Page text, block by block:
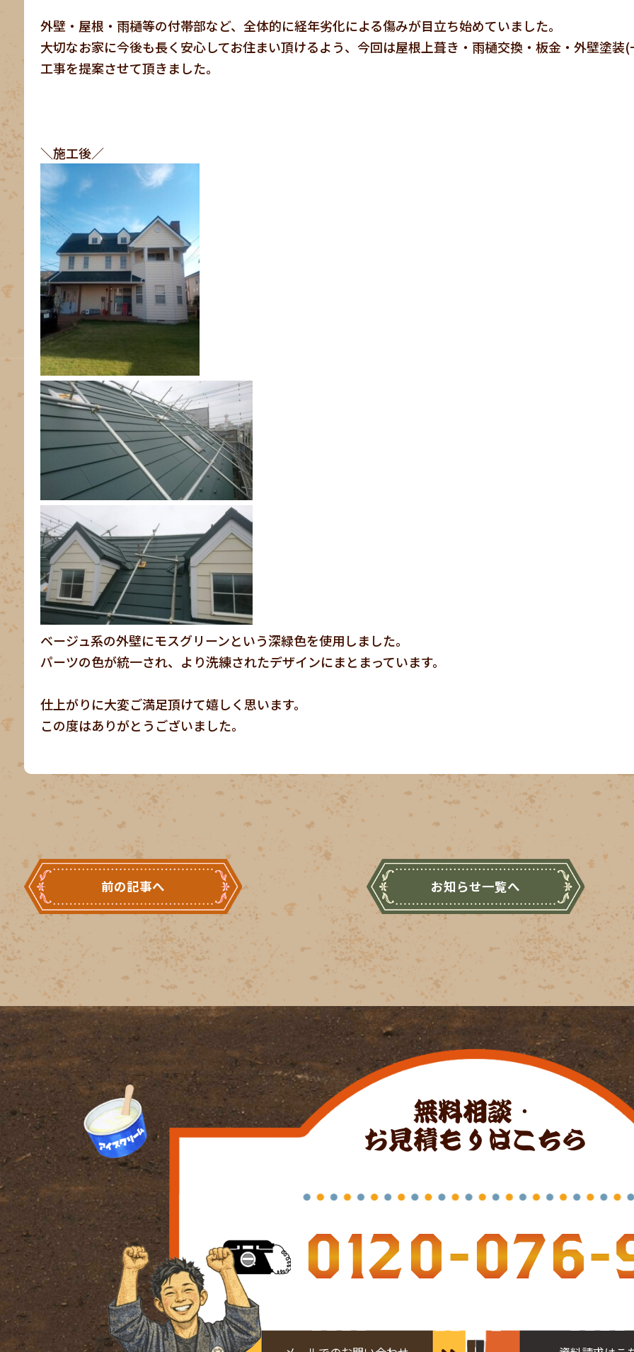
外壁・屋根・雨樋等の付帯部など、全体的に経年劣化による傷みが目立ち始めていました。
大切なお家に今後も長く安心してお住まい頂けるよう、今回は屋根上葺き・雨樋交換・板金・外壁塗装
工事を提案させて頂きました。
＼施工後／
ベージュ系の外壁にモスグリーンという深緑色を使用しました。
パーツの色が統一され、より洗練されたデザインにまとまっています。
仕上がりに大変ご満足頂けて嬉しく思います。
この度はありがとうございました。
前の記事へ お知らせ一覧へ
無料相談・
お見積もりはこちら
0120-076-